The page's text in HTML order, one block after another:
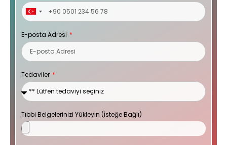
Turkey
E-posta Adresi
Tedaviler
Tıbbi Belgelerinizi Yükleyin (İsteğe Bağlı)